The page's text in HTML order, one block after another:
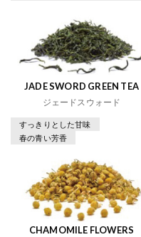
JADE SWORD GREEN TEA
ジェードスウォード
すっきりとした甘味
春の青い芳香
CHAMOMILE FLOWERS